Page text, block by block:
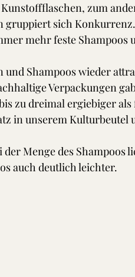
zum
gruppiert sich
mehr feste Shampoos
und Shampoos wieder
Verpackungen
zu dreimal ergiebiger als
in unserem Kulturbeutel
Menge des Shampoos
auch deutlich leichter.